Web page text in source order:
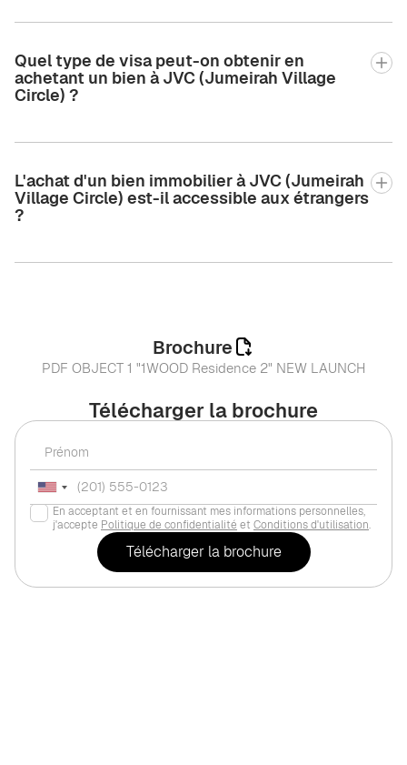
Quel type de visa peut-on obtenir en
achetant un bien à JVC (Jumeirah Village
Circle) ?
L'achat d'un bien immobilier à JVC (Jumeirah
Village Circle) est-il accessible aux étrangers
?
Télécharger la brochure
En acceptant et en fournissant mes informations personnelles,
j'accepte Politique de confidentialité et Conditions d'utilisation.
Brochure
PDF OBJECT 1 "1WOOD Residence 2" NEW LAUNCH